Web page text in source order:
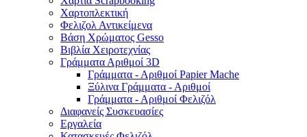
Χαρτοπλεκτική
Φελιζολ Αντικείμενα
Βάση Χρώματος Gesso
Βιβλία Χειροτεχνίας
Γράμματα Αριθμοί 3D
Γράμματα - Αριθμοί Papier Mache
Ξύλινα Γράμματα - Αριθμοί
Γράμματα - Αριθμοί Φελιζόλ
Διαφανείς Συσκευασίες
Εργαλεία